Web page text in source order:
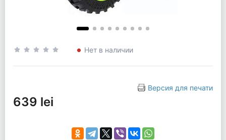
Нет в наличии
Версия для печати
639 lei